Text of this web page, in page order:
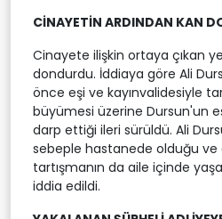
CİNAYETİN ARDINDAN KAN
Cinayete ilişkin ortaya çıkan
dondurdu. İddiaya göre Ali
önce eşi ve kayınvalidesiyle
büyümesi üzerine Dursun'un
darp ettiği ileri sürüldü. Ali
sebeple hastanede olduğu ve
tartışmanın da aile içinde
iddia edildi.